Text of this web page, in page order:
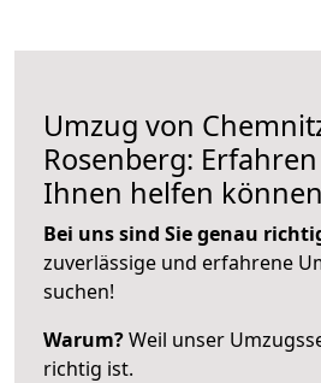
Umzug von
Rosenberg:
Ihnen helfen können
Bei uns sind Sie genau
zuverlässige und erfahrene
suchen!
Warum?Weil unser
richtig ist.